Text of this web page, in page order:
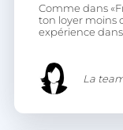
Comme dans
ton loyer moins
expérience
La
__lc_cst